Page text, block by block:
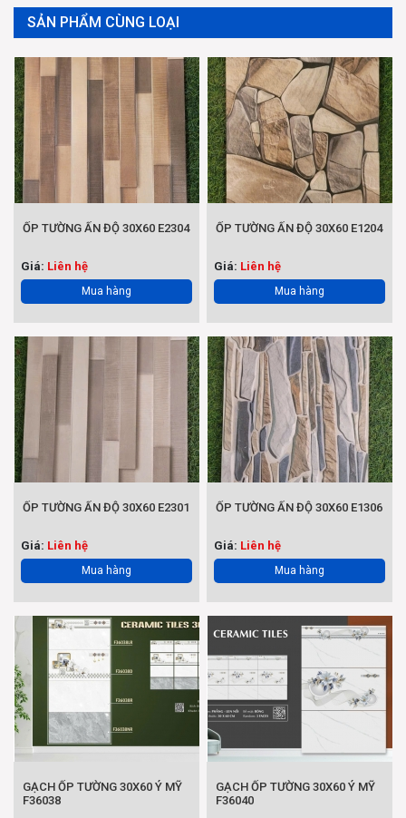
SẢN PHẨM CÙNG LOẠI
ỐP TƯỜNG ẤN ĐỘ 30X60 E2304
Giá: Liên hệ
Mua hàng
ỐP TƯỜNG ẤN ĐỘ 30X60 E1204
Giá: Liên hệ
Mua hàng
ỐP TƯỜNG ẤN ĐỘ 30X60 E2301
Giá: Liên hệ
Mua hàng
ỐP TƯỜNG ẤN ĐỘ 30X60 E1306
Giá: Liên hệ
Mua hàng
GẠCH ỐP TƯỜNG 30X60 Ý MỸ
F36038
GẠCH ỐP TƯỜNG 30X60 Ý MỸ
F36040